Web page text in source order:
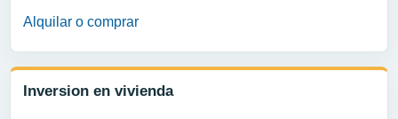
Alquilar o comprar
Inversion en vivienda